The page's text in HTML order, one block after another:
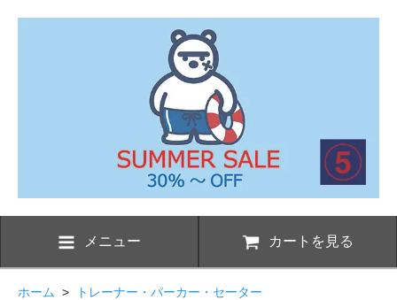
メニュー カートを見る
ホーム > トレーナー・パーカー・セーター